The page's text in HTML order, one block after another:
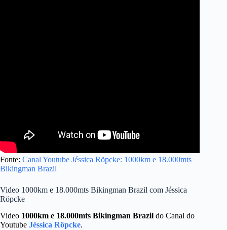
Fonte: Canal Youtube Jéssica Röpcke: 1000km e 18.000mts
Bikingman Brazil
Video 1000km e 18.000mts Bikingman Brazil com Jéssica
Röpcke
Video 1000km e 18.000mts Bikingman Brazil do Canal do
Youtube Jéssica Röpcke.